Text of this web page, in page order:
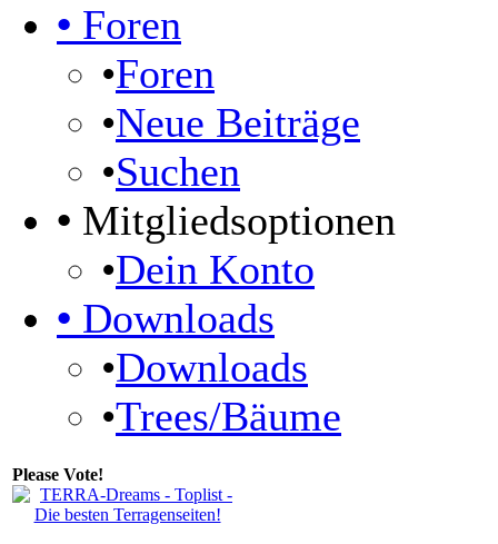
• Foren
•Foren
•Neue Beiträge
•Suchen
• Mitgliedsoptionen
•Dein Konto
• Downloads
•Downloads
•Trees/Bäume
Please Vote!